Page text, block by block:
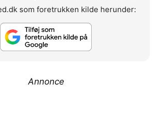
som foretrukken kilde herunder:
Annonce